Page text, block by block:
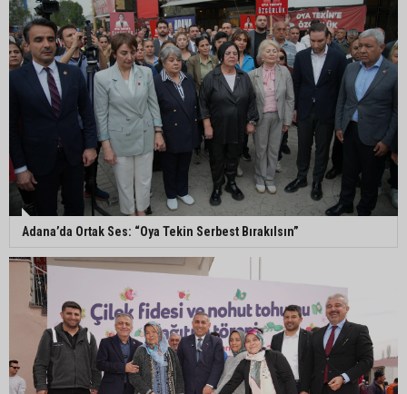
Müzeyyen Şevkin’den Çocuk Koruma Kanunu
Teklifi’ne eleştiri: “Öncelik ceza değil, önlemedir”
Adana’da sıcağın boyutu: Asfaltta yumurta pişti
Yeni Parti'de Seyhan İlçe Başkanlığına Mehmet
Şahin Gümüş getirildi
Adanalı araştırmacı Burhan Eptemli CHP’de
başkan yardımcısı oldu
Adana’da birlikte yaşadığı erkeğin şiddetine
maruz kalan kadın yardım istedi
Adana’da Ortak Ses: “Oya Tekin Serbest Bırakılsın”